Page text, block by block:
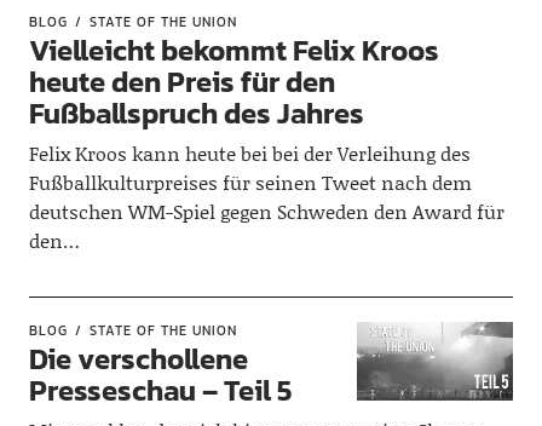
BLOG STATE OF THE UNION
Vielleicht bekommt Felix Kroos
heute den Preis für den
Fußballspruch des Jahres
Felix Kroos kann heute bei bei der Verleihung des
Fußballkulturpreises für seinen Tweet nach dem
deutschen WM-Spiel gegen Schweden den Award für
den…
BLOG STATE OF THE UNION
Die verschollene
Presseschau – Teil 5